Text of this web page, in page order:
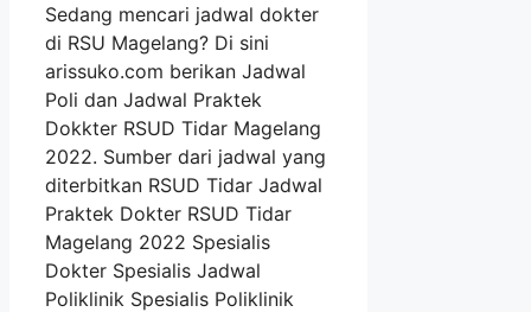
Sedang mencari jadwal dokter
di RSU Magelang? Di sini
arissuko.com berikan Jadwal
Poli dan Jadwal Praktek
Dokkter RSUD Tidar Magelang
2022. Sumber dari jadwal yang
diterbitkan RSUD Tidar Jadwal
Praktek Dokter RSUD Tidar
Magelang 2022 Spesialis
Dokter Spesialis Jadwal
Poliklinik Spesialis Poliklinik